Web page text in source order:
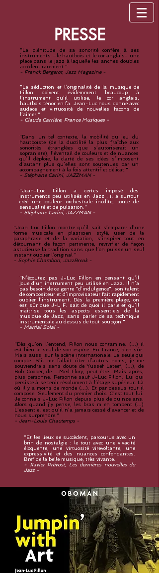
PRESSE
"La plénitude de sa sonorité confère à ses
instruments –le hautbois et le cor anglais- une
place dans le jazz à laquelle les anches doubles
accèdent rarement."
- Franck Bergerot, Jazz Magazine -
"La séduction et l’originalité de la musique de
Fillon doivent évidemment beaucoup à
l’instrument qu’il utilise, le cor anglais,
hautbois ténor en fa. Jean-Luc nous donne avec
audace et virtuosité de nouvelles façons de
l’aimer."
- Claude Carrière, France Musiques -
"Dans un tel contexte, la mobilité du jeu du
hautboïste (de la ductilité la plus fraîche aux
sonorités étranglées que s’autoriserait un
sopraniste), l’éventail de couleurs et de nuances
qu’il déploie, la clarté de ses idées s’imposent
d’autant plus qu’elles sont soutenues par un
accompagnement à la fois attentif et délicat."
- Stéphane Carini, JAZZMAN -
"Jean-Luc Fillon a certes imposé des
instruments peu utilisés en Jazz ; il a surtout
créé une couleur orchestrale inédite, toute de
sensualité et de pulsation."
- Stéphane Carini, JAZZMAN -
"Jean Luc Fillon montre qu’il sait s’emparer d’une
forme musicale en plasticien stylé, user de la
paraphrase et de la variation, s’inspirer tout en
détournant de façon pertinente, revivifier de façon
astucieuse la tradition sans que l’on puisse un seul
instant oublier l’original "
- Sophie Chambon, JazzBreak -
"N’écoutez pas J-Luc Fillon en pensant qu’il
joue d’un instrument peu utilisé en Jazz. Il n’a
pas besoin de ce genre "d’indulgence", son talent
de compositeur et d’improvisateur fait rapidement
oublier l’instrument. Dès la première plage, on
est sûr que J-L F. sait de quoi il parle et qu’il
maîtrise tous les aspects essentiels de la
musique de Jazz, sans parler de sa technique
instrumentale au dessus de tout soupçon."
- Martial Solal -
"Dès qu’on l’entend, Fillon nous contamine. (…) il
est bien le seul de son espèce. En France, bien sûr.
Mais aussi sur la scène internationale. La seule qui
compte. S’il me fallait citer d’autres noms, je me
souviendrais sans doute de Yussef Lateef, (…), de
Bob Cooper, de …Med Flory, peut être…Mais après,
plus personne. Personne sauf J-Luc Fillon. Lui qui
persiste à se tenir résolument à l’étage supérieur. Là
où il y a moins de monde (…). Et par dessus tout il
compose. Seulement du premier choix. C’est tout lui.
Je connais J-Luc Fillon depuis plus de quinze ans.
Alors quand j’y pense, les bras m en tombent (…)
L’essentiel est qu’il n’a jamais cessé d’avancer et de
nous surprendre."
- Jean-Louis Chautemps -
"Et les lieux se succèdent, parcourus avec un
brin de nostalgie : le tout avec une vivacité
éloquente, une virtuosité virevoltante, une
expressivité et des nuances confondantes.
Bref de la belle musique, très vivante."
- Xavier Prévost, Les dernières nouvelles du
Jazz -